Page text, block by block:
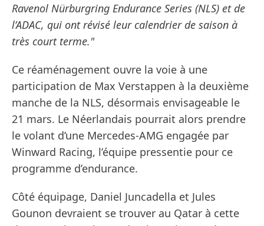
Ravenol Nürburgring Endurance Series (NLS) et de
l’ADAC, qui ont révisé leur calendrier de saison à
très court terme."
Ce réaménagement ouvre la voie à une
participation de Max Verstappen à la deuxième
manche de la NLS, désormais envisageable le
21 mars. Le Néerlandais pourrait alors prendre
le volant d’une Mercedes-AMG engagée par
Winward Racing, l’équipe pressentie pour ce
programme d’endurance.
Côté équipage, Daniel Juncadella et Jules
Gounon devraient se trouver au Qatar à cette